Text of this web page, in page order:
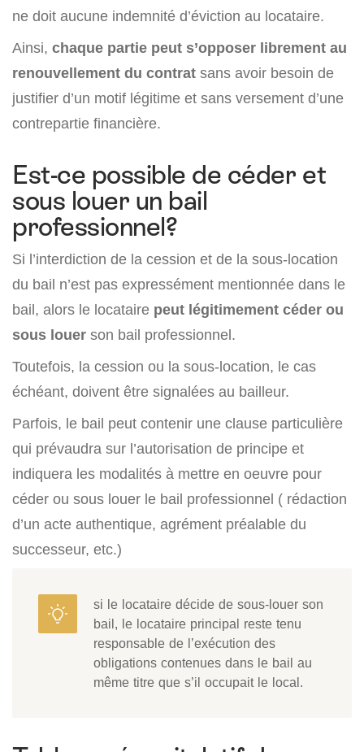
ne doit aucune indemnité d’éviction au locataire.
Ainsi, chaque partie peut s’opposer librement au
renouvellement du contrat sans avoir besoin de
justifier d’un motif légitime et sans versement d’une
contrepartie financière.
Est-ce possible de céder et
sous louer un bail
professionnel?
Si l’interdiction de la cession et de la sous-location
du bail n’est pas expressément mentionnée dans le
bail, alors le locataire peut légitimement céder ou
sous louer son bail professionnel.
Toutefois, la cession ou la sous-location, le cas
échéant, doivent être signalées au bailleur.
Parfois, le bail peut contenir une clause particulière
qui prévaudra sur l’autorisation de principe et
indiquera les modalités à mettre en oeuvre pour
céder ou sous louer le bail professionnel ( rédaction
d’un acte authentique, agrément préalable du
successeur, etc.)
si le locataire décide de sous-louer son
bail, le locataire principal reste tenu
responsable de l’exécution des
obligations contenues dans le bail au
même titre que s’il occupait le local.